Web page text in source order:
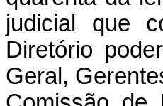
judicial que
Diretório
Geral,